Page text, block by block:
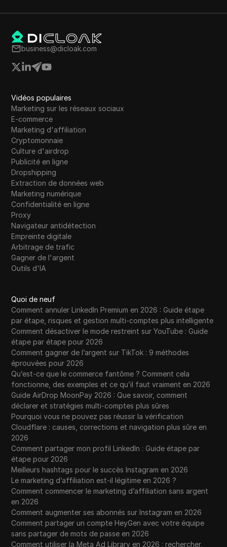
WhatsApp Business
YouTube
YouTube Premium
Zalando
Zelle
business@dicloak.com
Vidéos populaires
Marketing sur les réseaux sociaux
E-commerce
Marketing d'affiliation
Cryptomonnaie
Culture d'airdrop
Publicité en ligne
Dropshipping
Extraction de données web
Marketing numérique
Confidentialité en ligne
Proxy
Navigateur antidétection
Empreinte digitale
Arbitrage de trafic
Gagner de l'argent
Outils d'IA
Quoi de neuf
Comment annuler LinkedIn Premium en 2026 : Guide étape
par étape, risques et gestion multi-comptes plus intelligente
Comment désactiver le mode restreint sur YouTube : Guide
étape par étape pour 2026
Comment gagner de l’argent sur TikTok : 9 méthodes
éprouvées pour 2026
Qu’est-ce que le commerce fantôme ? Comment cela
fonctionne, des exemples et ce qu’il faut vraiment en 2026
Guide AirDrop MoonPay 2026 : Que savoir, comment
déclarer et stratégies multi-comptes plus sûres
Pourquoi vous ne pouvez pas réussir la vérification
Cloudflare : causes, corrections et navigation plus sûre en
2026
Comment partager mon profil LinkedIn : Guide étape par
étape pour 2026
Meilleurs hashtags pour le succès Instagram en 2026
Le marketing d’affiliation est-il légitime en 2026 ?
Comment commencer le marketing d’affiliation sans argent
en 2026
Comment augmenter ses abonnés sur Instagram en 2026
Comment partager un compte HeyGen avec votre équipe
sans partager de mots de passe en 2026
Comment utiliser la Meta Ad Library en 2026 : rechercher,